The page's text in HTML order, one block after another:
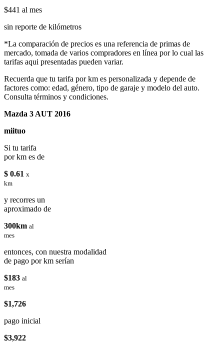
$441 al mes
sin reporte de kilómetros
*La comparación de precios es una referencia de primas de
mercado, tomada de varios compradores en línea por lo cual las
tarifas aqui presentadas pueden variar.
Recuerda que tu tarifa por km es personalizada y depende de
factores como: edad, género, tipo de garaje y modelo del auto.
Consulta términos y condiciones.
Mazda 3 AUT 2016
miituo
Si tu tarifa
por km es de
$ 0.61 x
km
y recorres un
aproximado de
300km al
mes
entonces, con nuestra modalidad
de pago por km serían
$183 al
mes
$1,726
pago inicial
$3,922